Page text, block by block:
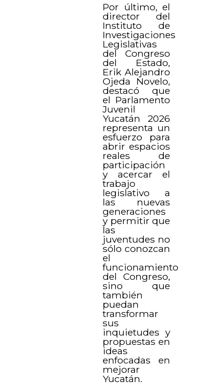
Por último, el
director del
Instituto de
Investigaciones
Legislativas
del Congreso
del Estado,
Erik Alejandro
Ojeda Novelo,
destacó que
el Parlamento
Juvenil
Yucatán 2026
representa un
esfuerzo para
abrir espacios
reales de
participación
y acercar el
trabajo
legislativo a
las nuevas
generaciones
y permitir que
las
juventudes no
sólo conozcan
el
funcionamiento
del Congreso,
sino que
también
puedan
transformar
sus
inquietudes y
propuestas en
ideas
enfocadas en
mejorar
Yucatán.